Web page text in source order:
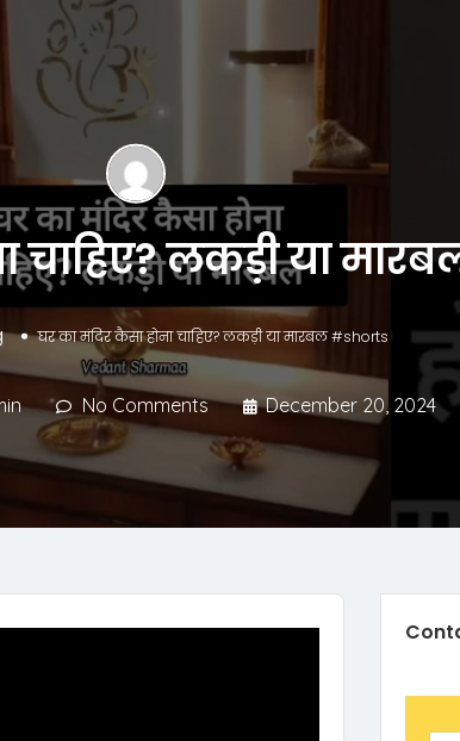
चाहिए? लकड़ी या
घर का मंदिर कैसा होना चाहिए? लकड़ी या मारबल #shorts
No Comments December 20, 2024